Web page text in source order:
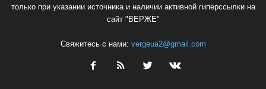
только при указании источника и наличии активной гиперссылки на
сайт "ВЕРЖЕ"
Свяжитесь с нами: vergeua2@gmail.com